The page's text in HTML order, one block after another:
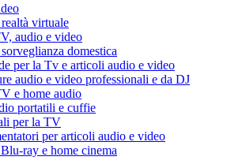
virtuale
audio e video
domestica
per la Tv e articoli audio e video
audio e video professionali e da DJ
e home audio
portatili e cuffie
per la TV
per articoli audio e video
ray e home cinema